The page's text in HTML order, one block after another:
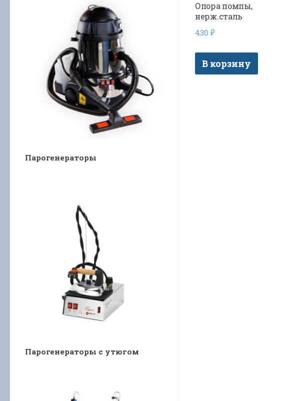
Опора помпы,
нерж.сталь
430 ₽
В корзину
Парогенераторы
Парогенераторы с утюгом